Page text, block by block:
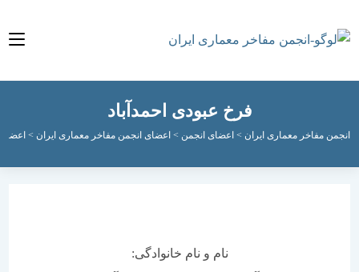
فرخ عبودی احمدآباد
مفاخر معماری ایران > اعضای انجمن>اعضای انجمن مفاخر معماری ایران > اعضای فعال
نام و نام خانوادگی: